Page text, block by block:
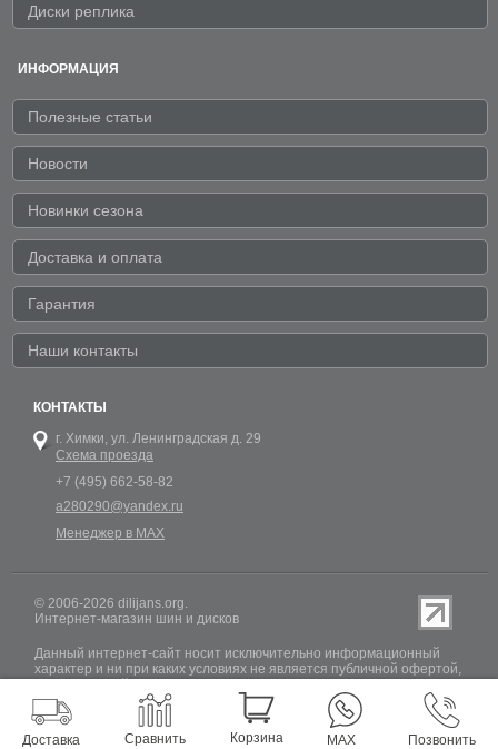
Диски реплика
ИНФОРМАЦИЯ
Полезные статьи
Новости
Новинки сезона
Доставка и оплата
Гарантия
Наши контакты
КОНТАКТЫ
г. Химки, ул. Ленинградская д. 29
Схема проезда
+7 (495) 662-58-82
a280290@yandex.ru
Менеджер в MAX
© 2006-2026 dilijans.org.
Интернет-магазин шин и дисков
Данный интернет-сайт носит исключительно информационный
характер и ни при каких условиях не является публичной офертой,
определяемой положениями Статьи 437 (2) Гражданского кодекса
РФ. Обновление информации о наличии шин и дисков на сайте
Dilijans.org производится 24 часа в сутки, но не включает в себя
информацию о резервах.
Доставка Сравнить Корзина MAX Позвонить